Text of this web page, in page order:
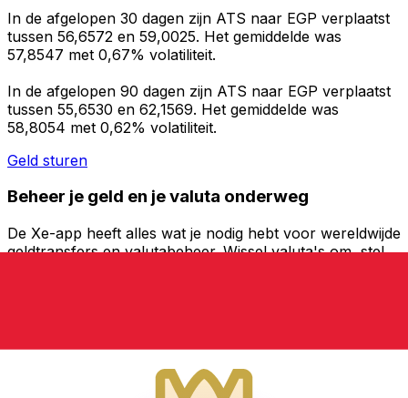
In de afgelopen 30 dagen zijn ATS naar EGP verplaatst
tussen 56,6572 en 59,0025. Het gemiddelde was
57,8547 met 0,67% volatiliteit.
In de afgelopen 90 dagen zijn ATS naar EGP verplaatst
tussen 55,6530 en 62,1569. Het gemiddelde was
58,8054 met 0,62% volatiliteit.
Geld sturen
Beheer je geld en je valuta onderweg
De Xe-app heeft alles wat je nodig hebt voor wereldwijde
geldtransfers en valutabeheer. Wissel valuta's om, stel